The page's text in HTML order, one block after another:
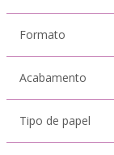
Formato
Acabamento
Tipo de papel